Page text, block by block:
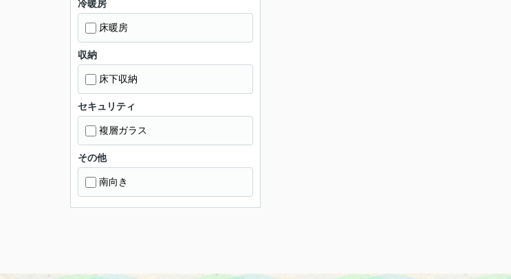
冷暖房
床暖房
収納
床下収納
セキュリティ
複層ガラス
その他
南向き